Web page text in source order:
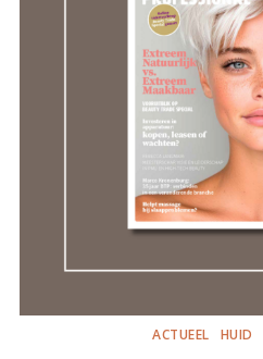
ACTUEEL HUID